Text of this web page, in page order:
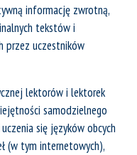
informację zwrotną,
tekstów i
przez uczestników
lektorów i lektorek
samodzielnego
się języków obcych
(w tym internetowych),